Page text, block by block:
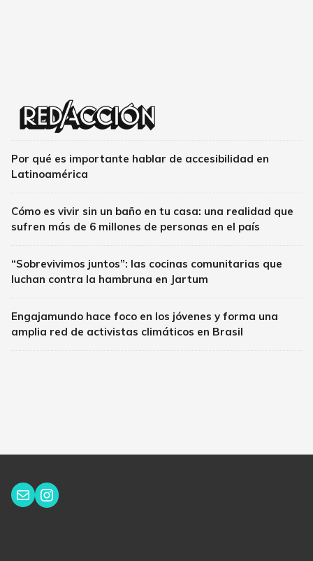
Por qué es importante hablar de accesibilidad en
Latinoamérica
Cómo es vivir sin un baño en tu casa: una realidad que
sufren más de 6 millones de personas en el país
“Sobrevivimos juntos”: las cocinas comunitarias que
luchan contra la hambruna en Jartum
Engajamundo hace foco en los jóvenes y forma una
amplia red de activistas climáticos en Brasil
Correo electrónico
Instagram